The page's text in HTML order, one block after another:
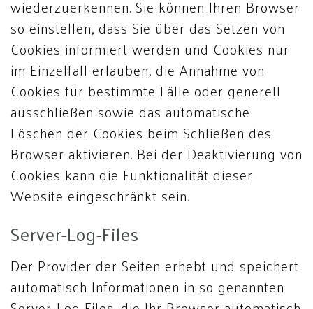
wiederzuerkennen. Sie können Ihren Browser
so einstellen, dass Sie über das Setzen von
Cookies informiert werden und Cookies nur
im Einzelfall erlauben, die Annahme von
Cookies für bestimmte Fälle oder generell
ausschließen sowie das automatische
Löschen der Cookies beim Schließen des
Browser aktivieren. Bei der Deaktivierung von
Cookies kann die Funktionalität dieser
Website eingeschränkt sein.
Server-Log-Files
Der Provider der Seiten erhebt und speichert
automatisch Informationen in so genannten